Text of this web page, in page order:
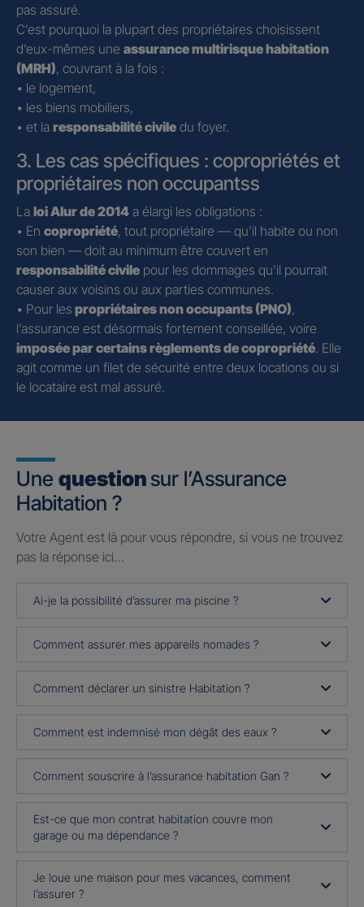
pas assuré.
C’est pourquoi la plupart des propriétaires choisissent
d’eux-mêmes une assurance multirisque habitation
(MRH), couvrant à la fois :
• le logement,
• les biens mobiliers,
• et la responsabilité civile du foyer.
3. Les cas spécifiques : copropriétés et
propriétaires non occupantss
La loi Alur de 2014 a élargi les obligations :
• En copropriété, tout propriétaire — qu’il habite ou non
son bien — doit au minimum être couvert en
responsabilité civile pour les dommages qu’il pourrait
causer aux voisins ou aux parties communes.
• Pour les propriétaires non occupants (PNO),
l’assurance est désormais fortement conseillée, voire
imposée par certains règlements de copropriété. Elle
agit comme un filet de sécurité entre deux locations ou si
le locataire est mal assuré.
Une question sur l’Assurance
Habitation ?
Votre Agent est là pour vous répondre, si vous ne trouvez
pas la réponse ici…
Ai-je la possibilité d’assurer ma piscine ?
Comment assurer mes appareils nomades ?
Comment déclarer un sinistre Habitation ?
Comment est indemnisé mon dégât des eaux ?
Comment souscrire à l’assurance habitation Gan ?
Est-ce que mon contrat habitation couvre mon
garage ou ma dépendance ?
Je loue une maison pour mes vacances, comment
l’assurer ?